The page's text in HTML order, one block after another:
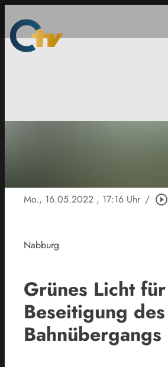
Mo., 16.05.2022 , 17:16 Uhr / play_circle_outline
Nabburg
Grünes Licht
Beseitigung des
Bahnübergangs